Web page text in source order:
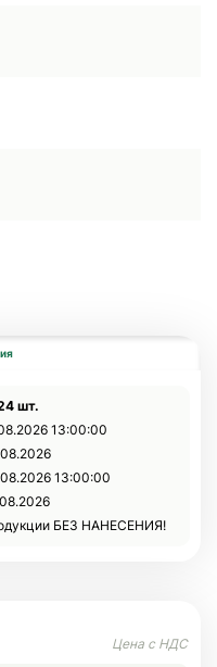
шт.
13:00:00
13:00:00
БЕЗ НАНЕСЕНИЯ!